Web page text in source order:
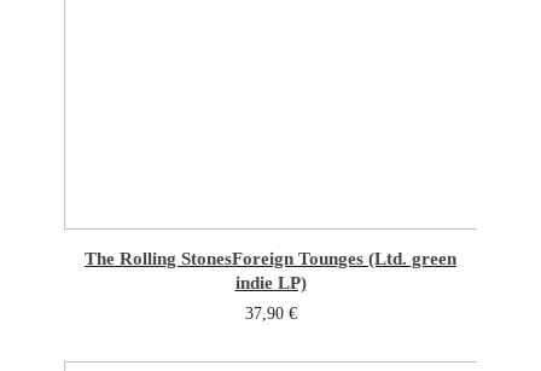
The Rolling StonesForeign Tounges (Ltd. green
indie LP)
37,90 €